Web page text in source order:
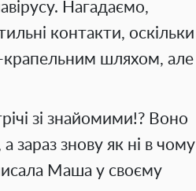
Нагадаємо,
контакти, оскільки
крапельним шляхом, але
зі знайомими!? Воно
зараз знову як ні в чому
Маша у своєму